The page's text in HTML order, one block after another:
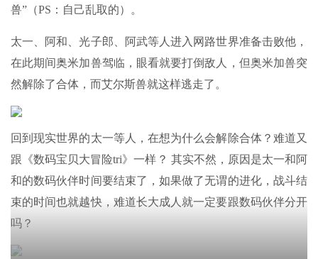
兽”（PS：自己乱取的）。
太一、阿和、光子郎、阿武等人进入网路世界准备击败他，
在此期间奥米加兽驾临，眼看就要打倒敌人，但奥米加兽突
然解除了合体，而艾尔斯兽就这样逃走了。
回到现实世界的太一等人，在想为什么会解除合体？难道又
跟《数码宝贝大冒险tri》一样？ 其实不然，原因是太一和阿
和的数码伙伴时间要结束了，如果做了无谓的进化，战斗结
束的时间也就越快，难道长大成人就一定要跟数码伙伴分开
吗？